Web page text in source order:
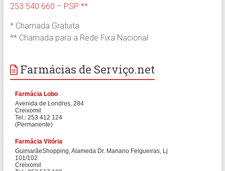
253 540 660 – PSP **
* Chamada Gratuita
** Chamada para a Rede Fixa Nacional
Farmácias de Serviço.net